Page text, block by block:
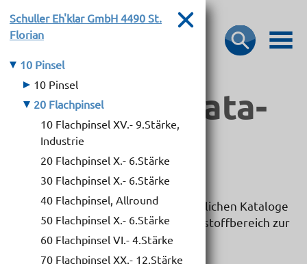
Bau­stoff­­ka­ta­
loge
Hier dürfen wir Ihnen die übersichtlichen Kataloge
unserer Markenlieferanten im Baustoffbereich zur
Verfügung stellen.
Schuller Eh'klar GmbH 4490 St.
Florian
10 Pinsel
10 Pinsel
20 Flachpinsel
10 Flachpinsel XV.- 9.Stärke,
Industrie
20 Flachpinsel X.- 6.Stärke
30 Flachpinsel X.- 6.Stärke
40 Flachpinsel, Allround
50 Flachpinsel X.- 6.Stärke
60 Flachpinsel VI.- 4.Stärke
70 Flachpinsel XX.- 12.Stärke